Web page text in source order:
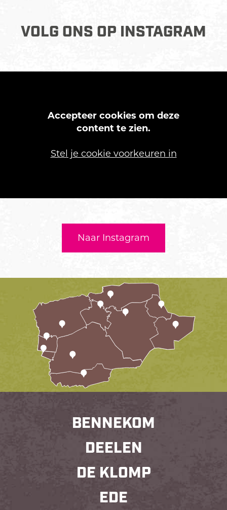
VOLG ONS OP INSTAGRAM
Accepteer cookies om deze
content te zien.
Stel je cookie voorkeuren in
Naar Instagram
BENNEKOM
DEELEN
DE KLOMP
EDE